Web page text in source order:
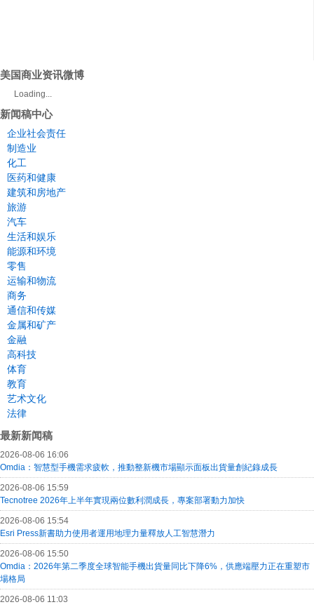
美国商业资讯微博
Loading...
新闻稿中心
企业社会责任
制造业
化工
医药和健康
建筑和房地产
旅游
汽车
生活和娱乐
能源和环境
零售
运输和物流
商务
通信和传媒
金属和矿产
金融
高科技
体育
教育
艺术文化
法律
最新新闻稿
2026-08-06 16:06
Omdia：智慧型手機需求疲軟，推動整新機市場顯示面板出貨量創紀錄成長
2026-08-06 15:59
Tecnotree 2026年上半年實現兩位數利潤成長，專案部署動力加快
2026-08-06 15:54
Esri Press新書助力使用者運用地理力量釋放人工智慧潛力
2026-08-06 15:50
Omdia：2026年第二季度全球智能手機出貨量同比下降6%，供應端壓力正在重塑市
場格局
2026-08-06 11:03